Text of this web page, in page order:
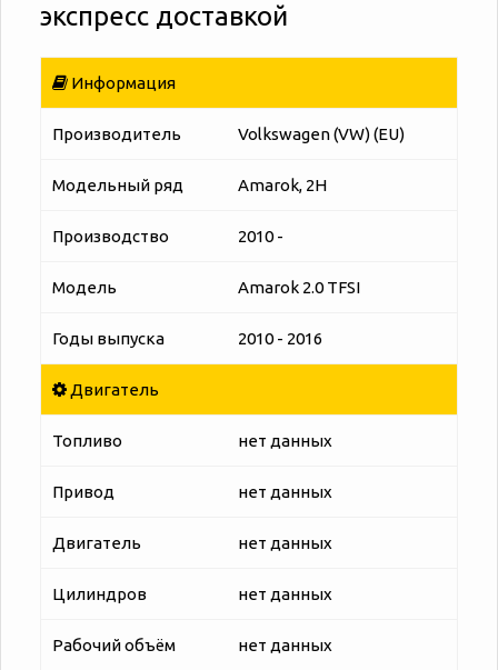
экспресс доставкой
Информация
Производитель Volkswagen (VW) (EU)
Модельный ряд Amarok, 2H
Производство 2010 -
Модель Amarok 2.0 TFSI
Годы выпуска 2010 - 2016
Двигатель
Топливо нет данных
Привод нет данных
Двигатель нет данных
Цилиндров нет данных
Рабочий объём нет данных